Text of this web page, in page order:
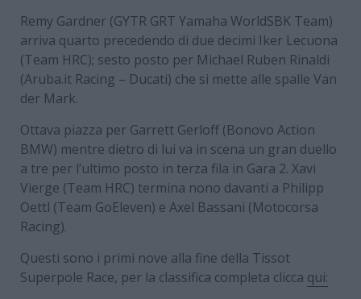
Remy Gardner (GYTR GRT Yamaha WorldSBK Team)
arriva quarto precedendo di due decimi Iker Lecuona
(Team HRC); sesto posto per Michael Ruben Rinaldi
(Aruba.it Racing – Ducati) che si mette alle spalle Van
der Mark.
Ottava piazza per Garrett Gerloff (Bonovo Action
BMW) mentre dietro di lui va in scena un gran duello
a tre per l’ultimo posto in terza fila in Gara 2. Xavi
Vierge (Team HRC) termina nono davanti a Philipp
Oettl (Team GoEleven) e Axel Bassani (Motocorsa
Racing).
Questi sono i primi nove alla fine della Tissot
Superpole Race, per la classifica completa clicca qui: